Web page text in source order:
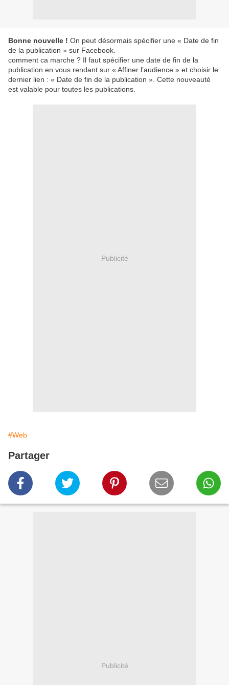
Bonne nouvelle ! On peut désormais spécifier une « Date de fin
de la publication » sur Facebook.
comment ca marche ? Il faut spécifier une date de fin de la
publication en vous rendant sur « Affiner l’audience » et choisir le
dernier lien : « Date de fin de la publication ». Cette nouveauté
est valable pour toutes les publications.
Publicité
#Web
Partager
Publicité